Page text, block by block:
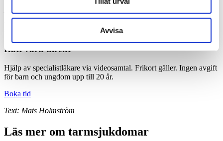
Avvisa
för om symtom eller fråga om rehabiliteringsövningar.
– Jag kan också ge förslag på medicinering eller vidare utredning.
Jag hoppas få tillfälle att hjälpa så många som möjligt att må bättre i
samarbete med Medicheck, avslutar Parastou Farahnak.
Rätt vård direkt
Hjälp av specialistläkare via videosamtal. Frikort gäller. Ingen avgift
för barn och ungdom upp till 20 år.
Boka tid
Text: Mats Holmström
Läs mer om tarmsjukdomar